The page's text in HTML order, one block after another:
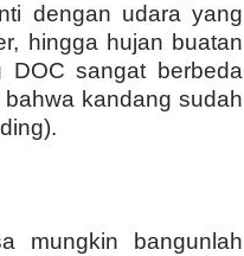
dengan udara yang
hingga hujan buatan
DOC sangat berbeda
kandang sudah
mungkin bangunlah